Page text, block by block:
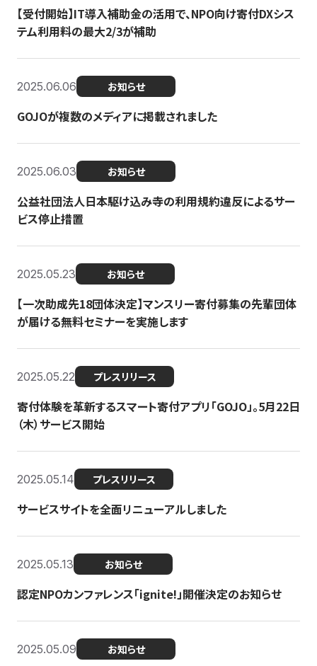
【受付開始】IT導入補助金の活用で、NPO向け寄付DXシス
テム利用料の最大2/3が補助
2025.06.06 お知らせ
GOJOが複数のメディアに掲載されました
2025.06.03 お知らせ
公益社団法人日本駆け込み寺の利用規約違反によるサー
ビス停止措置
2025.05.23 お知らせ
【一次助成先18団体決定】マンスリー寄付募集の先輩団体
が届ける無料セミナーを実施します
2025.05.22 プレスリリース
寄付体験を革新するスマート寄付アプリ「GOJO」。5月22日
（木）サービス開始
2025.05.14 プレスリリース
サービスサイトを全面リニューアルしました
2025.05.13 お知らせ
認定NPOカンファレンス「ignite!」開催決定のお知らせ
2025.05.09 お知らせ